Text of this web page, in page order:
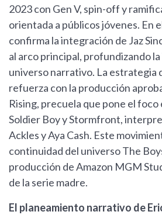
2023 con Gen V, spin-off y
orientada a públicos jóvenes. En
confirma la integración de Jaz
al arco principal, profundizando
universo narrativo. La estrategia
refuerza con la producción
Rising, precuela que pone el foco
Soldier Boy y Stormfront,
Ackles y Aya Cash. Este
continuidad del universo The
producción de Amazon MGM
de la serie madre.
El planeamiento narrativo de